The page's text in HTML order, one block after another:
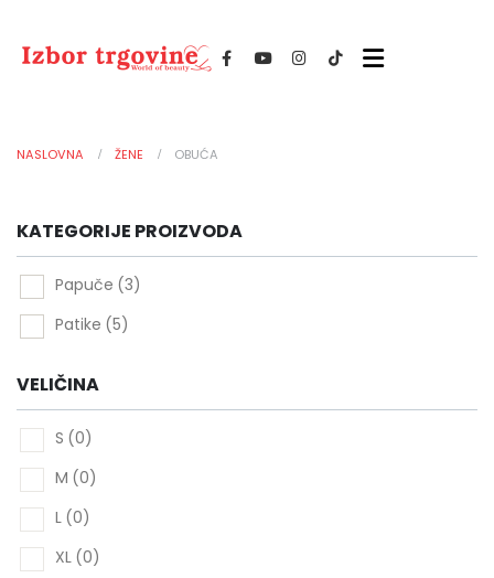
NASLOVNA ŽENE OBUĆA
KATEGORIJE PROIZVODA
Papuče (3)
Patike (5)
VELIČINA
S (0)
M (0)
L (0)
XL (0)